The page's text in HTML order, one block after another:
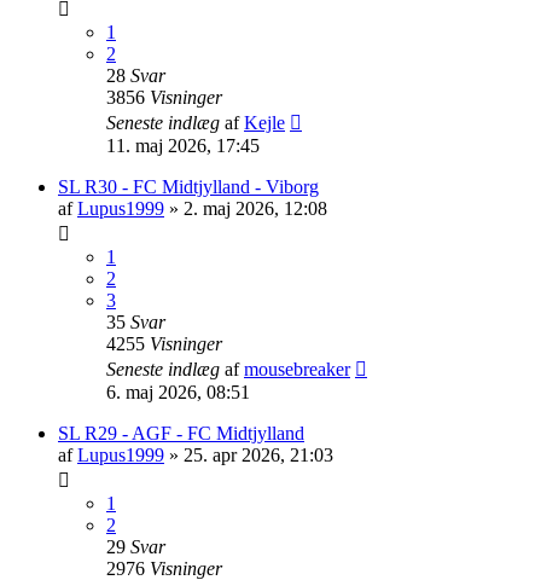
1
2
28 Svar
3856 Visninger
Seneste indlæg afKejle
11. maj 2026, 17:45
SL R30 - FC Midtjylland - Viborg
afLupus1999 » 2. maj 2026, 12:08
1
2
3
35 Svar
4255 Visninger
Seneste indlæg afmousebreaker
6. maj 2026, 08:51
SL R29 - AGF - FC Midtjylland
afLupus1999 » 25. apr 2026, 21:03
1
2
29 Svar
2976 Visninger